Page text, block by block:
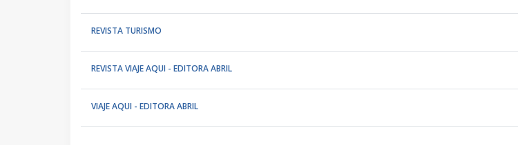
REVISTA TURISMO
REVISTA VIAJE AQUI - EDITORA ABRIL
VIAJE AQUI - EDITORA ABRIL